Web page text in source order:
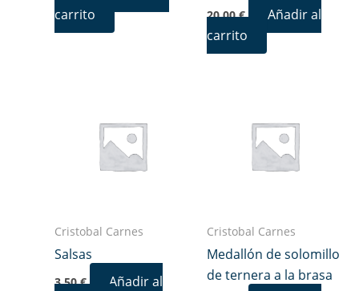
carrito
20,00€
Añadir al
carrito
Cristobal Carnes
Salsas
3,50€
Añadir al
Cristobal Carnes
Medallón de solomillo
de ternera a la brasa